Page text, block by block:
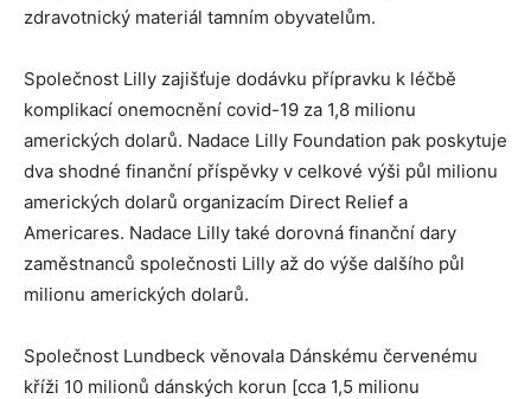
zdravotnický materiál tamním obyvatelům.
Společnost Lilly zajišťuje dodávku přípravku k léčbě
komplikací onemocnění covid-19 za 1,8 milionu
amerických dolarů. Nadace Lilly Foundation pak poskytuje
dva shodné finanční příspěvky v celkové výši půl milionu
amerických dolarů organizacím Direct Relief a
Americares. Nadace Lilly také dorovná finanční dary
zaměstnanců společnosti Lilly až do výše dalšího půl
milionu amerických dolarů.
Společnost Lundbeck věnovala Dánskému červenému
kříži 10 milionů dánských korun [cca 1,5 milionu